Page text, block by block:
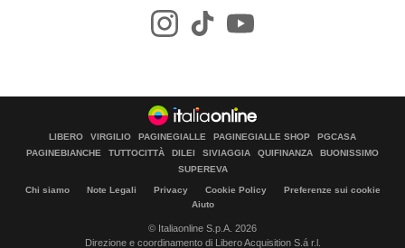
LIBERO VIRGILIO PAGINEGIALLE PAGINEGIALLE SHOP
PGCASA
PAGINEBIANCHE
TUTTOCITTÀ DILEI SIVIAGGIA QUIFINANZA
BUONISSIMO
SUPEREVA
Chi siamo Note Legali Privacy Cookie Policy
Preferenze sui cookie
Aiuto
© Italiaonline S.p.A. 2026
Direzione e coordinamento di Libero Acquisition S.á r.l.